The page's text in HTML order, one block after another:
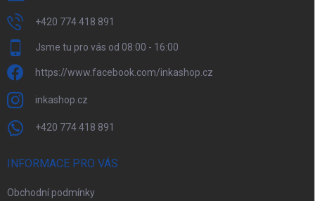
+420 774 418 891
Jsme tu pro vás od 08:00 - 16:00
https://www.facebook.com/inkashop.cz
inkashop.cz
+420 774 418 891
INFORMACE PRO VÁS
Obchodní podmínky